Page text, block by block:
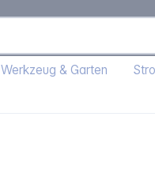
Werkzeug & Garten